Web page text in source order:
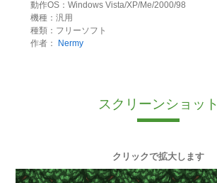
動作OS：Windows Vista/XP/Me/2000/98
機種：汎用
種類：フリーソフト
作者：
Nermy
スクリーンショット
クリックで拡大します